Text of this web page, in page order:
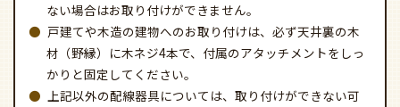
ない場合はお取り付けができません。
戸建てや木造の建物へのお取り付けは、必ず天井裏の木
材（野縁）に木ネジ4本で、付属のアタッチメントをしっ
かりと固定してください。
上記以外の配線器具については、取り付けができない可